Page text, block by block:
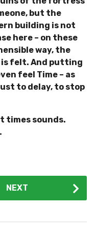
but the
building is not
here – on these
way, the
is felt. And putting
feel Time – as
to delay, to stop
times sounds.
NEXT